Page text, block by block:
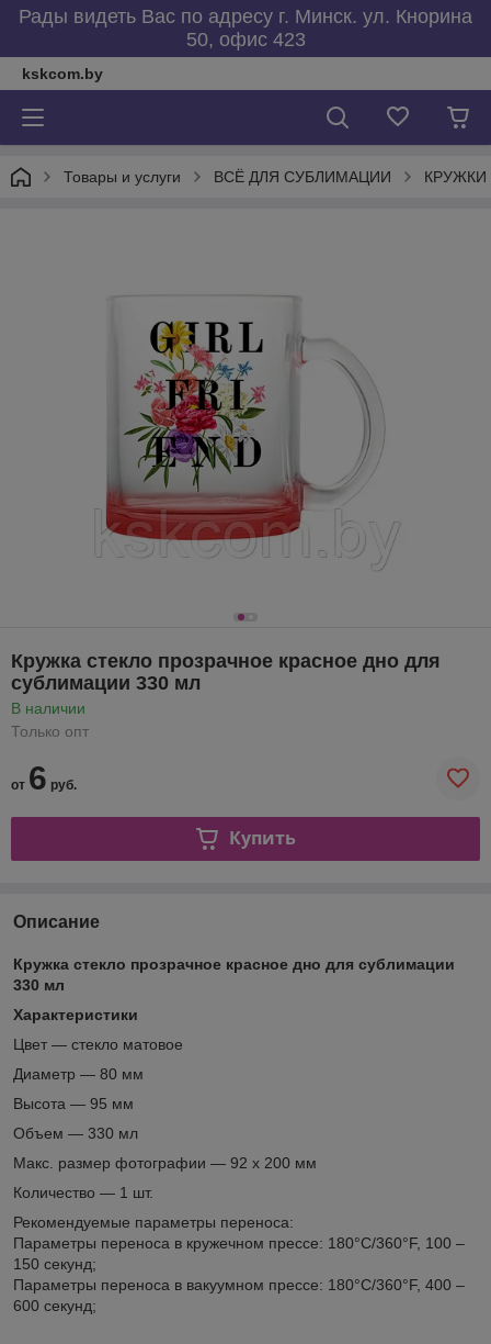
Рады видеть Вас по адресу г. Минск. ул. Кнорина
50, офис 423
kskcom.by
Товары и услуги ВСЁ ДЛЯ СУБЛИМАЦИИ
Кружка стекло прозрачное красное дно для
сублимации 330 мл
В наличии
Только опт
от 6 руб.
Купить
Описание
Кружка стекло прозрачное красное дно для сублимации
330 мл
Характеристики
Цвет ― стекло матовое
Диаметр ― 80 мм
Высота ― 95 мм
Объем ― 330 мл
Макс. размер фотографии ― 92 х 200 мм
Количество ― 1 шт.
Рекомендуемые параметры переноса:
Параметры переноса в кружечном прессе: 180°С/360°F, 100 –
150 секунд;
Параметры переноса в вакуумном прессе: 180°С/360°F, 400 –
600 секунд;